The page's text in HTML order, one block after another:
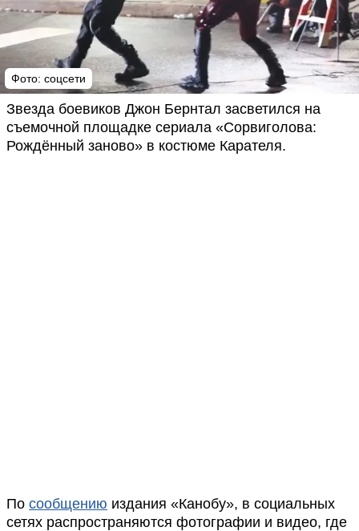
Фото: соцсети
Звезда боевиков Джон Бернтал засветился на
съемочной площадке сериала «Сорвиголова:
Рождённый заново» в костюме Карателя.
По сообщению издания «Канобу», в социальных
сетях распространяются фотографии и видео, где